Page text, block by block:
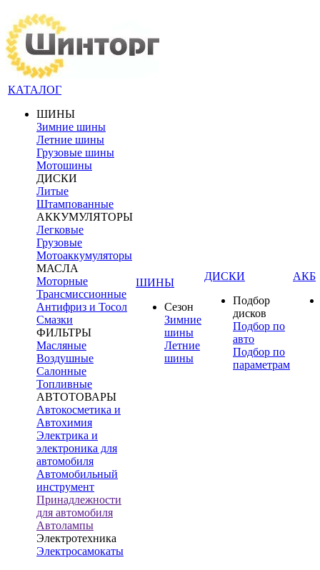
КАТАЛОГ
ШИНЫ
Зимние шины
Летние шины
Грузовые шины
Мотошины
ДИСКИ
Литые
Штампованные
АККУМУЛЯТОРЫ
Легковые
Грузовые
Мотоаккумуляторы
МАСЛА
Моторные
Трансмиссионные
Антифриз и Тосол
Смазки
ФИЛЬТРЫ
Масляные
Воздушные
Салонные
Топливные
АВТОТОВАРЫ
Автокосметика и
Автохимия
Электрика и
электроника для
автомобиля
Автомобильный
инструмент
Принадлежности
для автомобиля
Автолампы
Электротехника
Электросамокаты
ШИНЫ
Сезон
Зимние
шины
Летние
шины
ДИСКИ
Подбор
дисков
Подбор по
авто
Подбор по
параметрам
АКБ